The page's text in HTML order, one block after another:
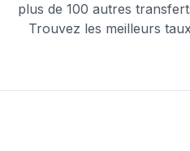
plus de 100 autres
Trouvez les meilleurs